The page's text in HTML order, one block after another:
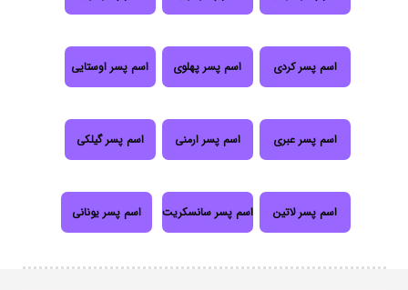
اسم پسر کردی اسم پسر پهلوی اسم پسر اوستایی
اسم پسر عبری اسم پسر ارمنی اسم پسر گیلکی
اسم پسر لاتین اسم پسر سانسکریت اسم پسر یونانی